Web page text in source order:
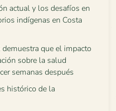
actual y los desafíos en
indígenas en Costa
que el impacto
sobre la salud
semanas después
histórico de la